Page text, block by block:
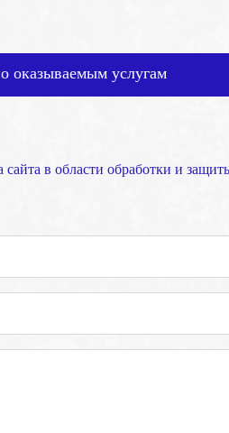
оказываемым услугам
сайта в области обработки и